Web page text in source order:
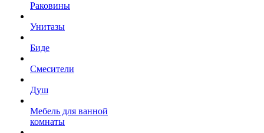
Раковины
Унитазы
Биде
Смесители
Душ
Мебель для ванной
комнаты